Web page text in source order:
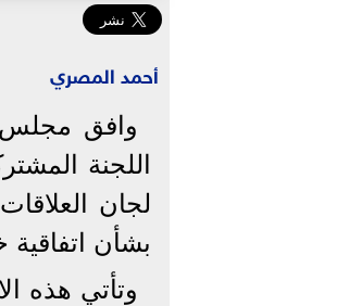
أحمد المصري
وافق مجلس
اللجنة
لجان
بشأن
وتأتي هذه